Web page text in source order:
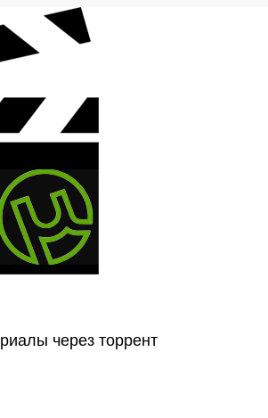
через торрент